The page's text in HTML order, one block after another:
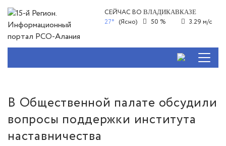
СЕЙЧАС ВОВЛАДИКАВКАЗЕ
27° (Ясно) 50 % 3.29 м/с
В Общественной палате обсудили
вопросы поддержки института
наставничества